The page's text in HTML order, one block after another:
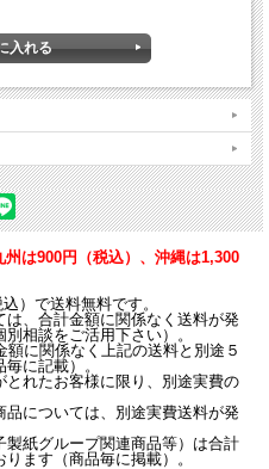
マリー葉エキス、 オリーブ果実油、 ホ
ン酸/ロジン酸）ジペンタエリスリチ
プロピルパラベン、 香料
はご使用をおやめ下さい。
らわれたときは、使用を中止し、専門医
使用を続けると症状が悪化することがあ
入った場合は、直ちに水か温湯などで洗
、直射日光の当たらない所に保管して
は900円（税込）、沖縄は1,300
）で送料無料です。
、合計金額に関係なく送料が発
相談をご活用下さい）。
に関係なく上記の送料と別途５
に記載）。
れたお客様に限り、別途実費の
については、別途実費送料が発
紙グループ関連商品等）は合計
ます（商品毎に掲載）。